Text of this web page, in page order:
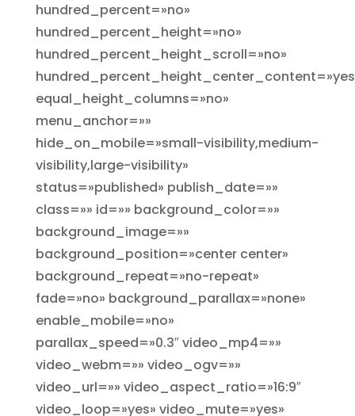
hundred_percent=»no»
hundred_percent_height=»no»
hundred_percent_height_scroll=»no»
equal_height_columns=»no»
menu_anchor=»»
hide_on_mobile=»small-visibility,medium-
visibility,large-visibility»
status=»published» publish_date=»»
class=»» id=»» background_color=»»
background_image=»»
background_position=»center center»
background_repeat=»no-repeat»
fade=»no» background_parallax=»none»
enable_mobile=»no»
parallax_speed=»0.3″ video_mp4=»»
video_webm=»» video_ogv=»»
video_url=»» video_aspect_ratio=»16:9″
video_loop=»yes» video_mute=»yes»